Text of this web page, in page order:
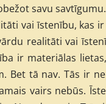
savu
vai īstenību, kas
realitāti vai
ir materiālas
Bet tā nav. Tās ir
vairs nebūs.